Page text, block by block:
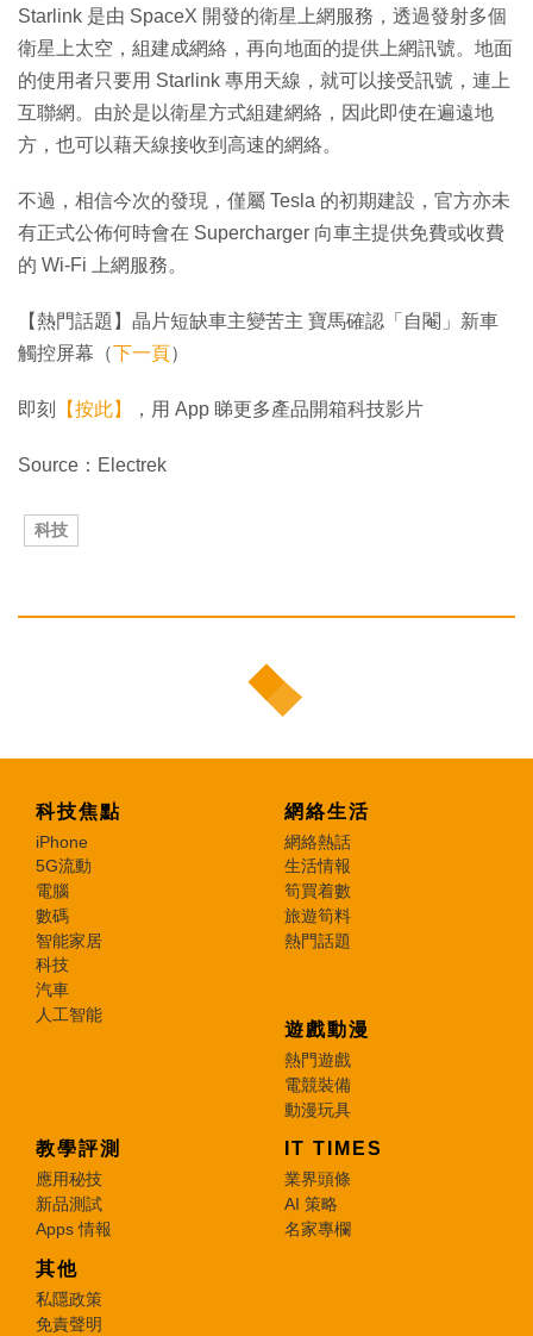
Starlink 是由 SpaceX 開發的衛星上網服務，透過發射多個
衛星上太空，組建成網絡，再向地面的提供上網訊號。地面
的使用者只要用 Starlink 專用天線，就可以接受訊號，連上
互聯網。由於是以衛星方式組建網絡，因此即使在遍遠地
方，也可以藉天線接收到高速的網絡。
不過，相信今次的發現，僅屬 Tesla 的初期建設，官方亦未
有正式公佈何時會在 Supercharger 向車主提供免費或收費
的 Wi-Fi 上網服務。
【熱門話題】晶片短缺車主變苦主 寶馬確認「自閹」新車
觸控屏幕（下一頁）
即刻 【按此】 ，用 App 睇更多產品開箱科技影片
Source：Electrek
科技
科技焦點
iPhone
5G流動
電腦
數碼
智能家居
科技
汽車
人工智能
網絡生活
網絡熱話
生活情報
筍買着數
旅遊筍料
熱門話題
遊戲動漫
熱門遊戲
電競裝備
動漫玩具
教學評測
應用秘技
新品測試
Apps 情報
IT TIMES
業界頭條
AI 策略
名家專欄
其他
私隱政策
免責聲明